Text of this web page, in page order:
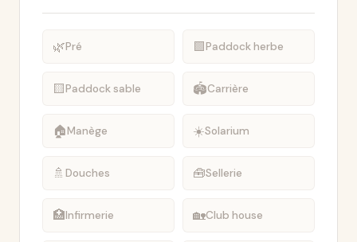
🌿Pré 🟩Paddock herbe
🟨Paddock sable 🏟️Carrière
🏠Manège ☀️Solarium
🚿 Douches 🧰Sellerie
🏥Infirmerie 🏡Club house